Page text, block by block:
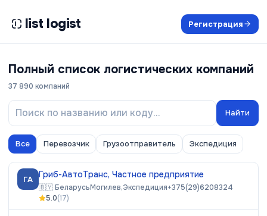
list logist Регистрация
Полный список логистических компаний
37 890 компаний
Найти
Все Перевозчик Грузоотправитель Экспедиция
ГА Гриб-АвтоТранс, Частное предприятие
🇧🇾БеларусьМогилев,Экспедиция+375(29)6208324
5.0(17)